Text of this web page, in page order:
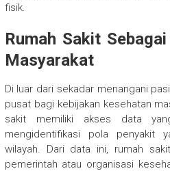
fisik.
Rumah Sakit
Masyarakat
Di luar dari sekadar menangani
pusat bagi kebijakan kesehatan
sakit memiliki akses data
mengidentifikasi pola penyakit
wilayah. Dari data ini, rumah
pemerintah atau organisasi